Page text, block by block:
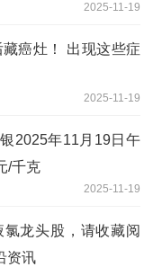
2025-11-19
癌灶！ 出现这些症
2025-11-19
2025年11月19日午
/千克
2025-11-19
龙头股，请收藏阅
资讯